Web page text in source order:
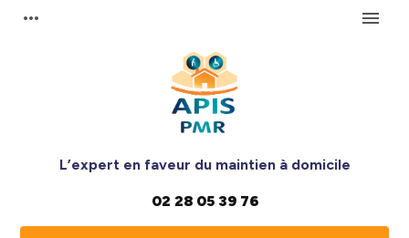
more_horiz menu
L’expert en faveur du maintien à domicile
02 28 05 39 76